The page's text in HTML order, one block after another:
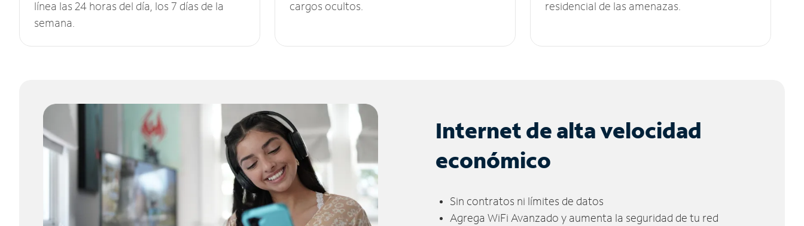
línea las 24 horas del día, los 7 días de la
semana.
cargos ocultos.
residencial de las amenazas.
Internet de alta velocidad
económico
Sin contratos ni límites de datos
Agrega WiFi Avanzado y aumenta la seguridad de tu red